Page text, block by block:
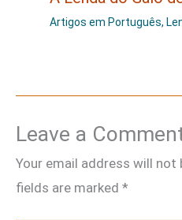
Artigos em Português,
Leave a
Your email address will not
fields are marked *